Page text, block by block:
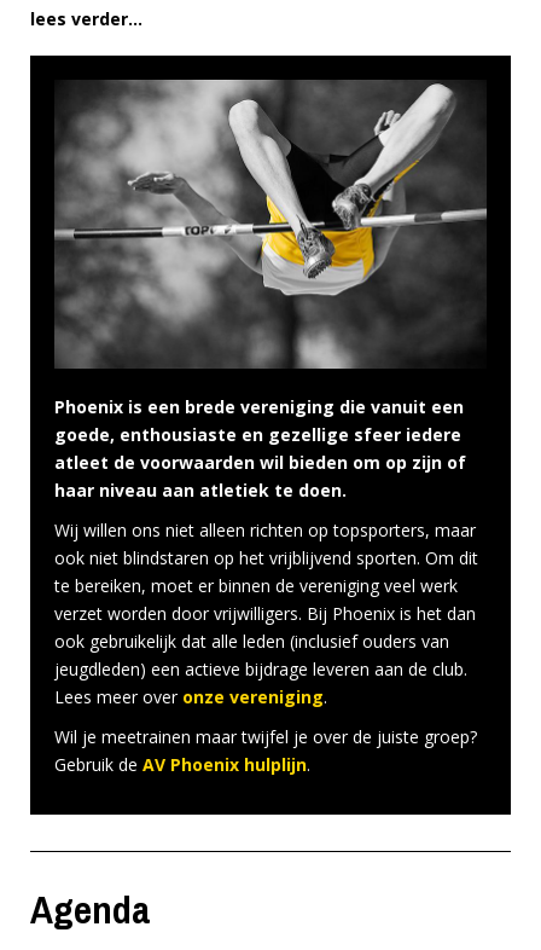
lees verder...
Phoenix is een brede vereniging die vanuit een
goede, enthousiaste en gezellige sfeer iedere
atleet de voorwaarden wil bieden om op zijn of
haar niveau aan atletiek te doen.
Wij willen ons niet alleen richten op topsporters, maar
ook niet blindstaren op het vrijblijvend sporten. Om dit
te bereiken, moet er binnen de vereniging veel werk
verzet worden door vrijwilligers. Bij Phoenix is het dan
ook gebruikelijk dat alle leden (inclusief ouders van
jeugdleden) een actieve bijdrage leveren aan de club.
Lees meer over onze vereniging.
Wil je meetrainen maar twijfel je over de juiste groep?
Gebruik de AV Phoenix hulplijn.
Agenda